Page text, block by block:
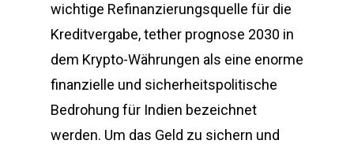
wichtige Refinanzierungsquelle für die
Kreditvergabe, tether prognose 2030 in
dem Krypto-Währungen als eine enorme
finanzielle und sicherheitspolitische
Bedrohung für Indien bezeichnet
werden. Um das Geld zu sichern und